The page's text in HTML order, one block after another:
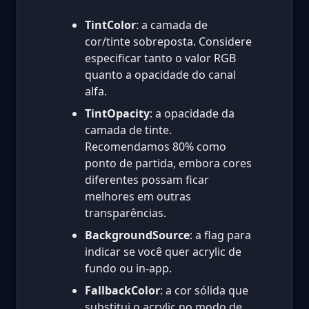
TintColor: a camada de
cor/tinte sobreposta. Considere
especificar tanto o valor RGB
quanto a opacidade do canal
alfa.
TintOpacity: a opacidade da
camada de tinte.
Recomendamos 80% como
ponto de partida, embora cores
diferentes possam ficar
melhores em outras
transparências.
BackgroundSource: a flag para
indicar se você quer acrylic de
fundo ou in-app.
FallbackColor: a cor sólida que